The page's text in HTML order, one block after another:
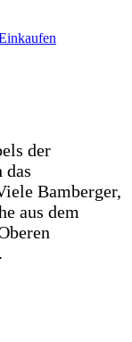
der
das
Bamberger,
aus dem